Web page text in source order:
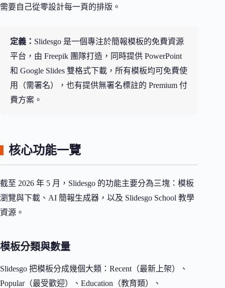
需要自己從零設計每一頁的排版。
定義： Slidesgo 是一個專注於簡報模板的免費資源
平台，由 Freepik 團隊打造，同時提供 PowerPoint
和 Google Slides 雙格式下載，所有模板均可免費使
用（需署名），也有提供無署名標註的 Premium 付
費方案。
核心功能一覽
截至 2026 年 5 月，Slidesgo 的功能主要分為三塊：模板
瀏覽與下載、AI 簡報生成器，以及 Slidesgo School 教學
資源。
模板分類與數量
Slidesgo 把模板分成幾個大類：Recent（最新上架）、
Popular（最受歡迎）、Education（教育類）、